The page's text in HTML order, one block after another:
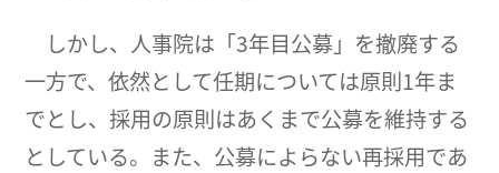
しかし、人事院は「3年目公募」を撤廃する
一方で、依然として任期については原則1年ま
でとし、採用の原則はあくまで公募を維持する
としている。また、公募によらない再採用であ